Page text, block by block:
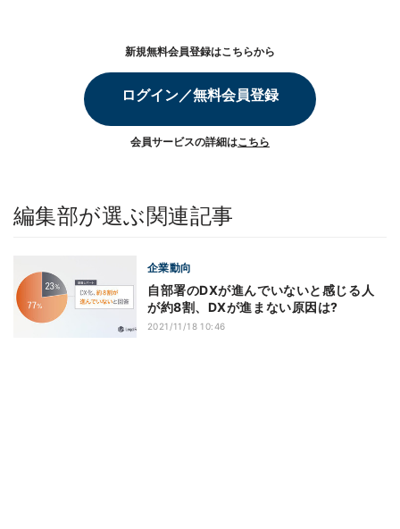
新規無料会員登録はこちらから
ログイン／無料会員登録
会員サービスの詳細はこちら
編集部が選ぶ関連記事
企業動向
自部署のDXが進んでいないと感じる人
が約8割、DXが進まない原因は?
2021/11/18 10:46